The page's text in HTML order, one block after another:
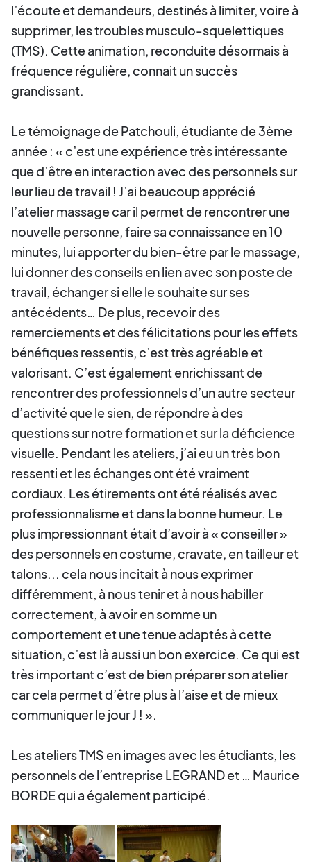
l’écoute et demandeurs, destinés à limiter, voire à
supprimer, les troubles musculo-squelettiques
(TMS). Cette animation, reconduite désormais à
fréquence régulière, connait un succès
grandissant.
Le témoignage de Patchouli, étudiante de 3ème
année : « c’est une expérience très intéressante
que d’être en interaction avec des personnels sur
leur lieu de travail ! J’ai beaucoup apprécié
l’atelier massage car il permet de rencontrer une
nouvelle personne, faire sa connaissance en 10
minutes, lui apporter du bien-être par le massage,
lui donner des conseils en lien avec son poste de
travail, échanger si elle le souhaite sur ses
antécédents… De plus, recevoir des
remerciements et des félicitations pour les effets
bénéfiques ressentis, c’est très agréable et
valorisant. C’est également enrichissant de
rencontrer des professionnels d’un autre secteur
d’activité que le sien, de répondre à des
questions sur notre formation et sur la déficience
visuelle. Pendant les ateliers, j’ai eu un très bon
ressenti et les échanges ont été vraiment
cordiaux. Les étirements ont été réalisés avec
professionnalisme et dans la bonne humeur. Le
plus impressionnant était d’avoir à « conseiller »
des personnels en costume, cravate, en tailleur et
talons... cela nous incitait à nous exprimer
différemment, à nous tenir et à nous habiller
correctement, à avoir en somme un
comportement et une tenue adaptés à cette
situation, c’est là aussi un bon exercice. Ce qui est
très important c’est de bien préparer son atelier
car cela permet d’être plus à l’aise et de mieux
communiquer le jour J ! ».
Les ateliers TMS en images avec les étudiants, les
personnels de l’entreprise LEGRAND et … Maurice
BORDE qui a également participé.